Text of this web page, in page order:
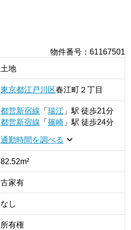
物件番号 ：61167501
土地
東京都江戸川区春江町２丁目
都営新宿線 「 瑞江」駅 徒歩21分
都営新宿線 「 篠崎」駅 徒歩24分
通勤時間を調べる
82.52m²
古家有
なし
所有権